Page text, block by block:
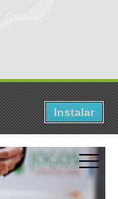
Instalar